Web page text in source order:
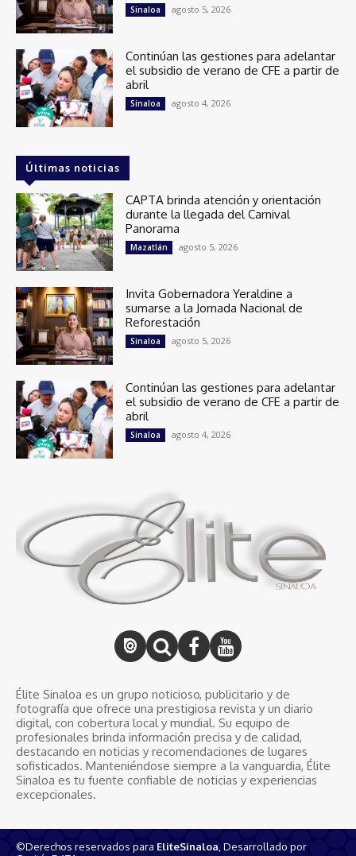
Sinaloa agosto 5, 2026
Continúan las gestiones para adelantar
el subsidio de verano de CFE a partir de
abril
Sinaloa agosto 4, 2026
Últimas noticias
CAPTA brinda atención y orientación
durante la llegada del Carnival
Panorama
Mazatlán agosto 5, 2026
Invita Gobernadora Yeraldine a
sumarse a la Jornada Nacional de
Reforestación
Sinaloa agosto 5, 2026
Continúan las gestiones para adelantar
el subsidio de verano de CFE a partir de
abril
Sinaloa agosto 4, 2026
Élite Sinaloa es un grupo noticioso, publicitario y de
fotografía que ofrece una prestigiosa revista y un diario
digital, con cobertura local y mundial. Su equipo de
profesionales brinda información precisa y de calidad,
destacando en noticias y recomendaciones de lugares
sofisticados. Manteniéndose siempre a la vanguardia, Élite
Sinaloa es tu fuente confiable de noticias y experiencias
excepcionales.
©Derechos reservados para EliteSinaloa , Desarrollado por